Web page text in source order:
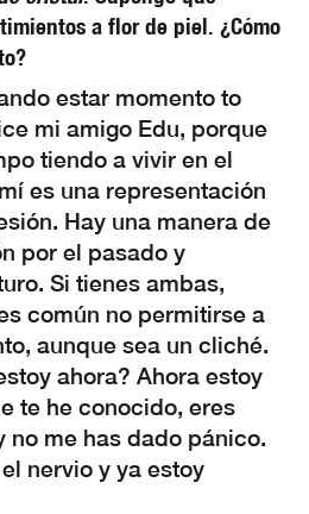
a flor de piel. ¿Cómo
estar momento to
mi amigo Edu, porque
tiendo a vivir en el
es una representación
Hay una manera de
por el pasado y
Si tienes ambas,
común no permitirse a
aunque sea un cliché.
ahora? Ahora estoy
te he conocido, eres
no me has dado pánico.
nervio y ya estoy